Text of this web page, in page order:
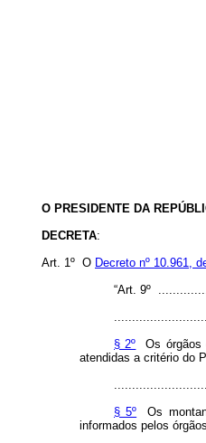
O PRESIDENTE DA
DECRETA:
Art. 1º O Decreto nº 10.961,
“Art. 9º
§ 2º Os órgãos
atendidas a critério do
§ 5º Os
informados pelos